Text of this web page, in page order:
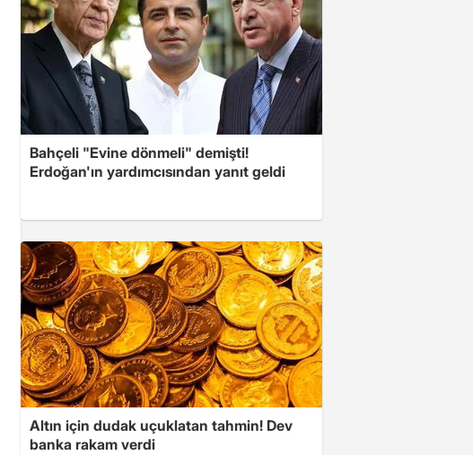
Bahçeli "Evine dönmeli" demişti!
Erdoğan'ın yardımcısından yanıt geldi
Altın için dudak uçuklatan tahmin! Dev
banka rakam verdi